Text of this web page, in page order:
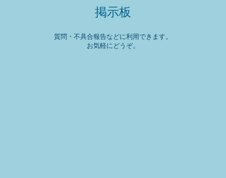
掲示板
質問・不具合報告などに利用できます。
お気軽にどうぞ。